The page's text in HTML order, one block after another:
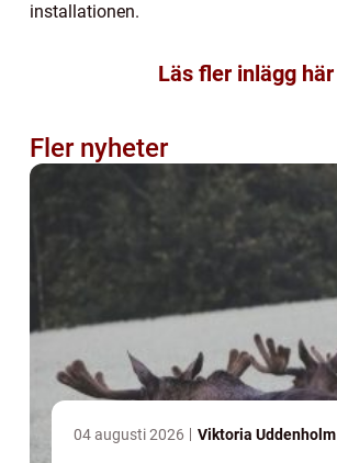
installationen.
Läs fler inlägg här
Fler nyheter
04 augusti 2026 Viktoria Uddenholm